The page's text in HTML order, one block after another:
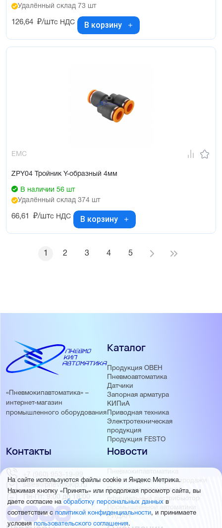
Удалённый склад 73 шт
126,64 ₽/штс НДС В корзину
EMC
ZPY04 Тройник Y-образный 4мм
В наличии 56 шт
Удалённый склад 374 шт
66,61 ₽/штс НДС В корзину
1 2 3 4 5
«Пневмокипавтоматика» –
интернет-магазин
промышленного оборудования
Каталог
Продукция ОВЕН
Пневмоавтоматика
Датчики
Запорная арматура
КИПиА
Приводная техника
Электротехническая
продукция
Продукция FESTO
Новости
Пневмокипавтоматика
запустила розничные продажи
Пневмокипавтоматика –
официальный дистрибьютор
Промышленной автоматики
РИДАН
Контакты
+7 (960) 953-19-99
sales@pnevmokip.ru
Пн-Пт: 9:00 до 18:00
На сайте используются файлы cookie и Яндекс Метрика.
Нажимая кнопку «Принять» или продолжая просмотр сайта, вы
даете согласие наобработку персональных данных в
соответствии с политикой конфиденциальности, и принимаете
условия пользовательского соглашения.